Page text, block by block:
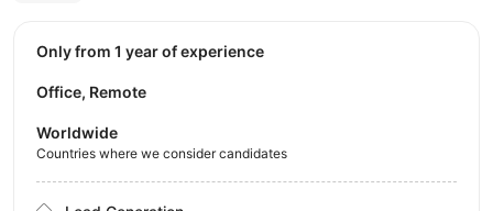
Only from 1 year of experience
Office, Remote
Worldwide
Countries where we consider candidates